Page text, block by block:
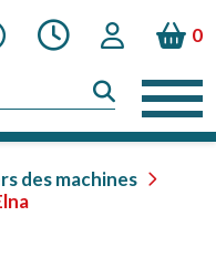
0
des machines